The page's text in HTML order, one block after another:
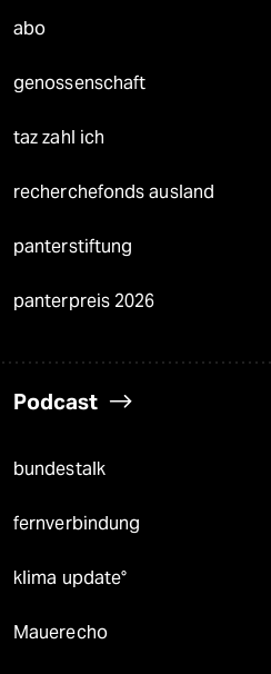
abo
genossenschaft
taz zahl ich
recherchefonds ausland
panterstiftung
panterpreis 2026
Podcast
bundestalk
fernverbindung
klima update°
Mauerecho